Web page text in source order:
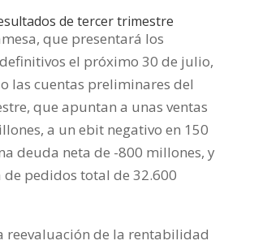
de tercer trimestre
que presentará los
el próximo 30 de julio,
las cuentas preliminares del
que apuntan a unas ventas
a un ebit negativo en 150
deuda neta de -800 millones, y
de pedidos total de 32.600
reevaluación de la rentabilidad